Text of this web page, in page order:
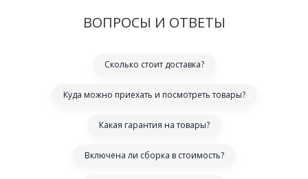
ВОПРОСЫ И ОТВЕТЫ
Сколько стоит доставка?
Куда можно приехать и посмотреть товары?
Какая гарантия на товары?
Включена ли сборка в стоимость?